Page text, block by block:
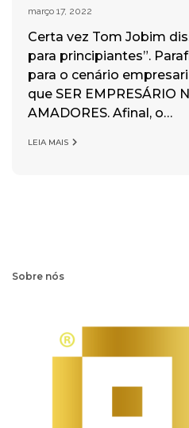
março 17, 2022
Certa vez Tom Jobim
para principiantes”.
para o cenário
que SER EMPRESÁRIO
AMADORES. Afinal, o…
LEIA MAIS
Sobre nós